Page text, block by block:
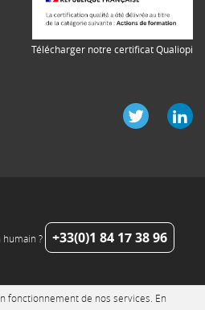
Télécharger notre certificat Qualiopi
? +33(0)1 84 17 38 96
fonctionnement de nos services. En